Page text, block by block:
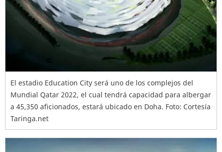
El estadio Education City será uno de los complejos del
Mundial Qatar 2022, el cual tendrá capacidad para albergar
a 45,350 aficionados, estará ubicado en Doha. Foto: Cortesía
Taringa.net